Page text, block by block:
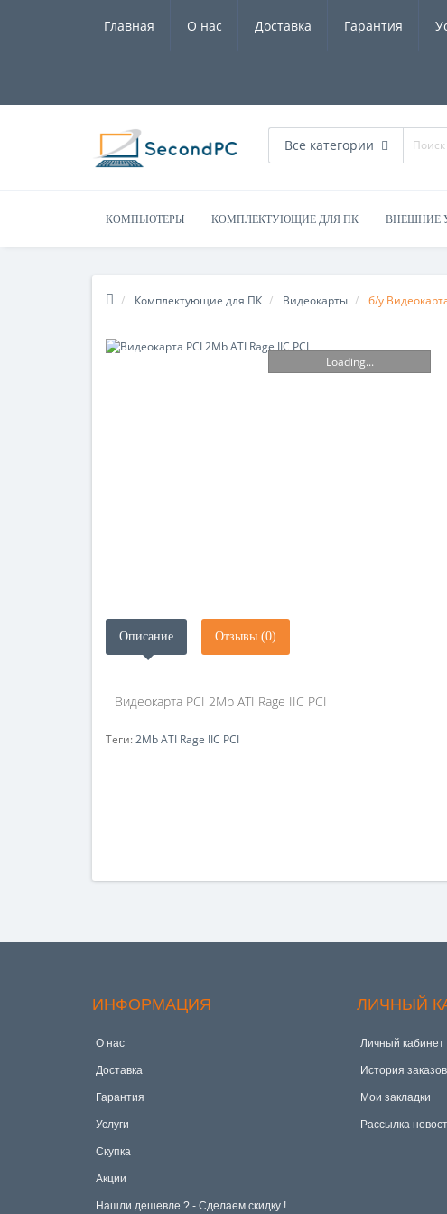
Главная О нас Доставка Гарантия
Все категории
КОМПЬЮТЕРЫ КОМПЛЕКТУЮЩИЕ ДЛЯ ПК ВНЕШНИЕ
Комплектующие для ПК Видеокарты б/у
Loading...
Описание Отзывы (0)
Видеокарта PCI 2Mb ATI Rage IIC PCI
Теги:2Mb ATI Rage IIC PCI
ИНФОРМАЦИЯ
О нас
Доставка
Гарантия
Услуги
Скупка
Акции
Hашли дешевле ? - Сделаем скидку !
ЛИЧНЫЙ
Личный кабинет
История заказов
Мои закладки
Рассылка